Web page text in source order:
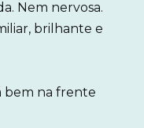
Nem nervosa.
brilhante e
bem na frente